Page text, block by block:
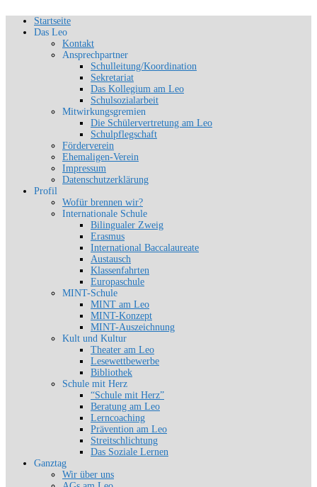
Zum
Inhalt
SLG-Aachen
Schön, dich zu sehen
Startseite
Das Leo
Kontakt
Ansprechpartner
Schulleitung/Koordination
Sekretariat
Das Kollegium am Leo
Schulsozialarbeit
Mitwirkungsgremien
Die Schülervertretung am Leo
Schulpflegschaft
Förderverein
Ehemaligen-Verein
Impressum
Datenschutzerklärung
Profil
Wofür brennen wir?
Internationale Schule
Bilingualer Zweig
Erasmus
International Baccalaureate
Austausch
Klassenfahrten
Europaschule
MINT-Schule
MINT am Leo
MINT-Konzept
MINT-Auszeichnung
Kult und Kultur
Theater am Leo
Lesewettbewerbe
Bibliothek
Schule mit Herz
“Schule mit Herz”
Beratung am Leo
Lerncoaching
Prävention am Leo
Streitschlichtung
Das Soziale Lernen
Ganztag
Wir über uns